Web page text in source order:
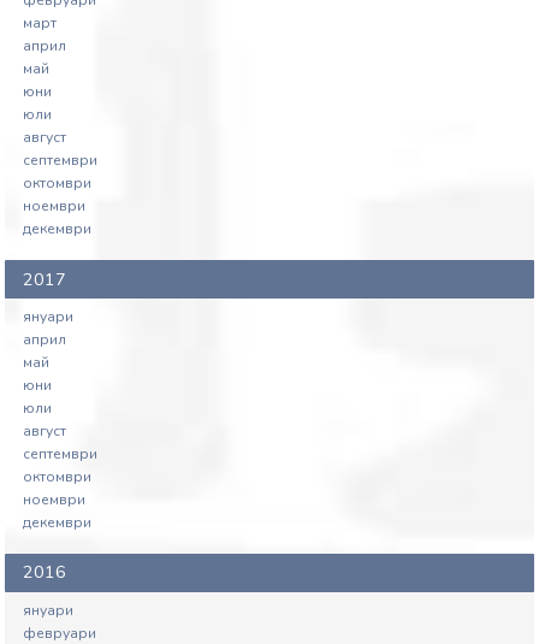
март
април
май
юни
юли
август
септември
октомври
ноември
декември
2017
януари
април
май
юни
юли
август
септември
октомври
ноември
декември
2016
януари
февруари